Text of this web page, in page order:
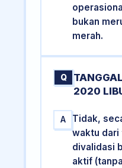
bukan
merah.
Q
2020
A
Tidak,
waktu dari
divalidasi
aktif